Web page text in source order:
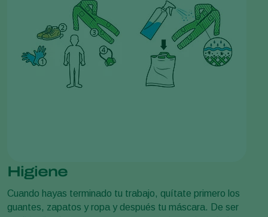
Higiene
Cuando hayas terminado tu trabajo, quítate primero los
guantes, zapatos y ropa y después tu máscara. De ser